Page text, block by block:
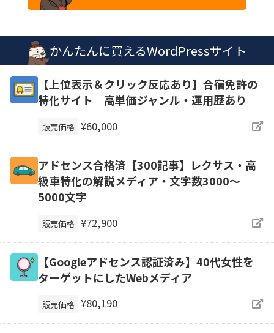
かんたんに買えるWordPressサイト
【上位表示＆クリック反応あり】合宿免許の
特化サイト｜高単価ジャンル・運用歴あり
販売価格 ¥60,000
アドセンス合格済【300記事】レクサス・高
級車特化の解説メディア・文字数3000～
5000文字
販売価格 ¥72,900
【Googleアドセンス認証済み】40代女性を
ターゲットにしたWebメディア
販売価格 ¥80,190